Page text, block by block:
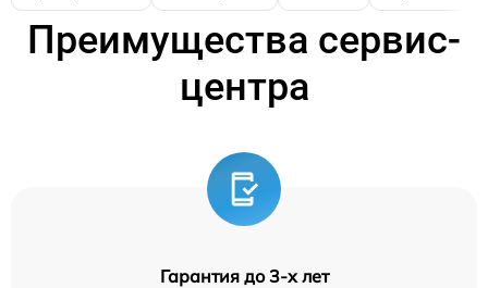
Преимущества сервис-
центра
Гарантия до 3-х лет